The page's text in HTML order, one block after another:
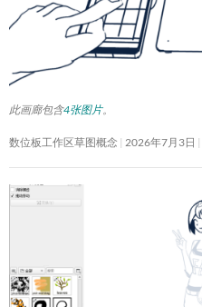
此画廊包含4张图片。
数位板工作区草图概念 2026年7月3日